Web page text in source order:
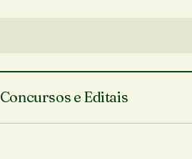
Concursos e Editais